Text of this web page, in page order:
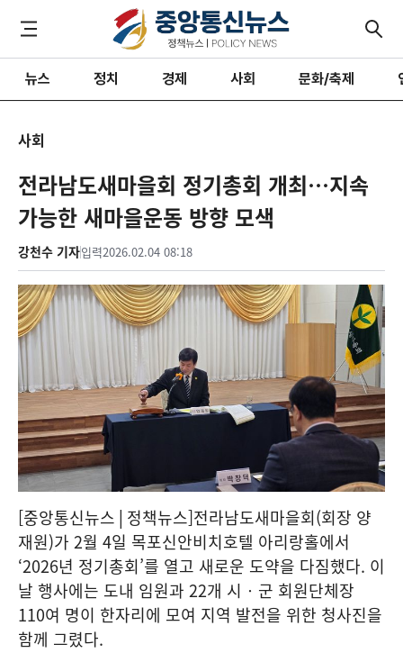
뉴스 정치 경제 사회 문화/축제
사회
전라남도새마을회 정기총회 개최…지속
가능한 새마을운동 방향 모색
강천수 기자입력2026.02.04 08:18
[중앙통신뉴스│정책뉴스]전라남도새마을회(회장 양
재원)가 2월 4일 목포신안비치호텔 아리랑홀에서
‘2026년 정기총회’를 열고 새로운 도약을 다짐했다. 이
날 행사에는 도내 임원과 22개 시‧군 회원단체장
110여 명이 한자리에 모여 지역 발전을 위한 청사진을
함께 그렸다.